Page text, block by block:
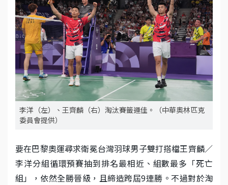
李洋（左）、王齊麟（右）淘汰賽籤運佳。（中華奧林匹克
委員會提供）
要在巴黎奧運尋求衛冕台灣羽球男子雙打搭檔王齊麟／
李洋分組循環預賽抽到排名最相近、組數最多「死亡
組」，依然全勝晉級，且締造跨屆9連勝。不過對於淘